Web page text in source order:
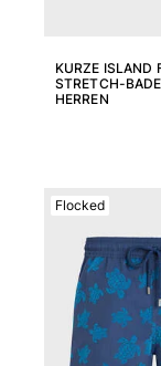
Alle Beutel
Loafer
Alle Schuhe
Outdoor
Alle Outdoor
KURZE ISLAND
STRETCH-
HERREN
Flocked